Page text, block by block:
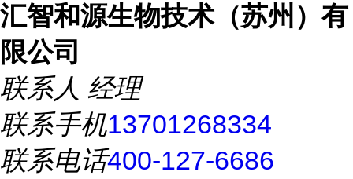
汇智和源生物技术（苏州）有
限公司
联系人 经理
联系手机13701268334
联系电话400-127-6686